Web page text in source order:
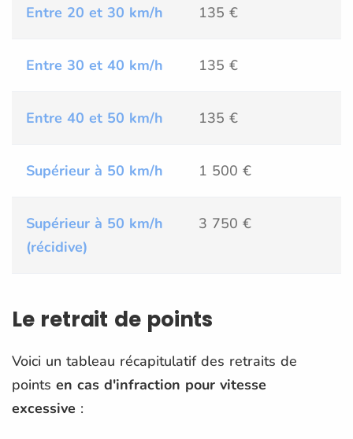
Entre 20 et 30 km/h 135 €
Entre 30 et 40 km/h 135 €
Entre 40 et 50 km/h 135 €
Supérieur à 50 km/h 1 500 €
Supérieur à 50 km/h
(récidive)
3 750 €
Le retrait de points
Voici un tableau récapitulatif des retraits de
points en cas d'infraction pour vitesse
excessive :